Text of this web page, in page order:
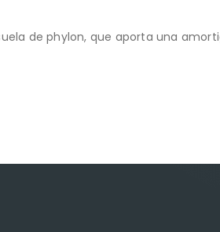
de phylon, que aporta una